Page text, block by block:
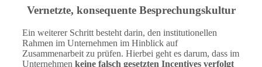
Vernetzte, konsequente Besprechungskultur
Ein weiterer Schritt besteht darin, den institutionellen
Rahmen im Unternehmen im Hinblick auf
Zusammenarbeit zu prüfen. Hierbei geht es darum, dass im
Unternehmen keine falsch gesetzten Incentives verfolgt